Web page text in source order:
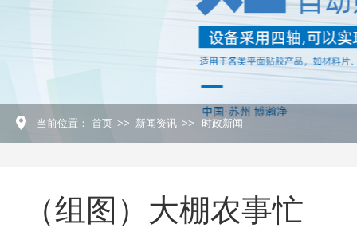
当前位置： 首页 >> 新闻资讯 >> 时政新闻
（组图）大棚农事忙